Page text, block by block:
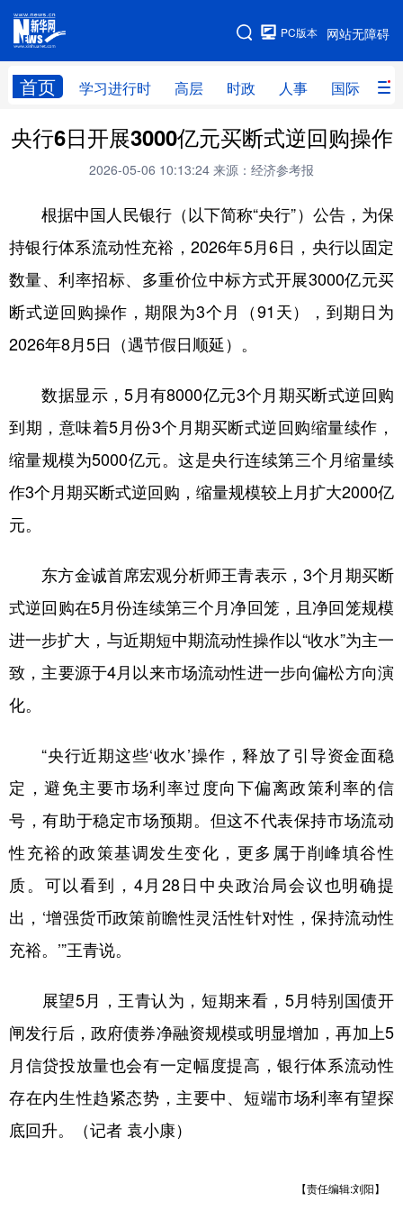
网站无障碍
PC版本
首页 学习进行时 高层 时政 人事 国际 财
网站地图
学习进行时 高层 时政 人事
财经 网评
台湾 思客智库 全球连线 教育
科技 科创 量子 体育
文化 书画 健康 军事
访谈 视频 图片 政务
食品 人居 信息化 数字经济
学术中国 乡村振兴 银龄 溯源中国
文化产业
地方频道
山东 河南 湖北 湖南
广东 广西 海南 重庆
四川 贵州 云南 西藏
陕西 甘肃 青海 宁夏
多语种频道
English Español Français عربى
Русский язык 日本語 한국어
央行6日开展3000亿元买断式逆回购操作
2026-05-06 10:13:24 来源：经济参考报
根据中国人民银行（以下简称“央行”）公告，为保
持银行体系流动性充裕，2026年5月6日，央行以固定
数量、利率招标、多重价位中标方式开展3000亿元买
断式逆回购操作，期限为3个月（91天），到期日为
2026年8月5日（遇节假日顺延）。
数据显示，5月有8000亿元3个月期买断式逆回购
到期，意味着5月份3个月期买断式逆回购缩量续作，
缩量规模为5000亿元。这是央行连续第三个月缩量续
作3个月期买断式逆回购，缩量规模较上月扩大2000亿
元。
东方金诚首席宏观分析师王青表示，3个月期买断
式逆回购在5月份连续第三个月净回笼，且净回笼规模
进一步扩大，与近期短中期流动性操作以“收水”为主一
致，主要源于4月以来市场流动性进一步向偏松方向演
化。
“央行近期这些‘收水’操作，释放了引导资金面稳
定，避免主要市场利率过度向下偏离政策利率的信
号，有助于稳定市场预期。但这不代表保持市场流动
性充裕的政策基调发生变化，更多属于削峰填谷性
质。可以看到，4月28日中央政治局会议也明确提
出，‘增强货币政策前瞻性灵活性针对性，保持流动性
充裕。’”王青说。
展望5月，王青认为，短期来看，5月特别国债开
闸发行后，政府债券净融资规模或明显增加，再加上5
月信贷投放量也会有一定幅度提高，银行体系流动性
存在内生性趋紧态势，主要中、短端市场利率有望探
底回升。（记者 袁小康）
【责任编辑:刘阳】